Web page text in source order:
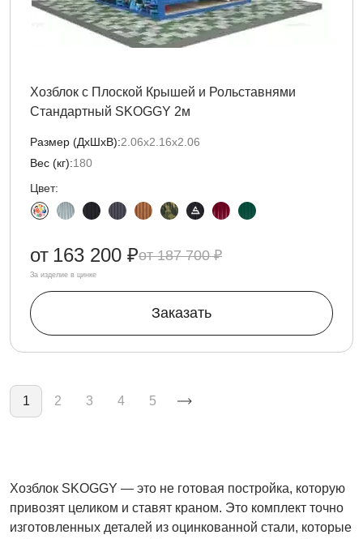
Хозблок с Плоской Крышей и Рольставнями
Стандартный SKOGGY 2м
Размер (ДxШxВ):2.06х2.16х2.06
Вес (кг):180
Цвет:
187 700 ₽
от 163 200 ₽
За изделие в цинке
Заказать
Нумерация страниц
1 2 3 4 5
Хозблок SKOGGY — это не готовая постройка, которую
привозят целиком и ставят краном. Это комплект точно
изготовленных деталей из оцинкованной стали, которые